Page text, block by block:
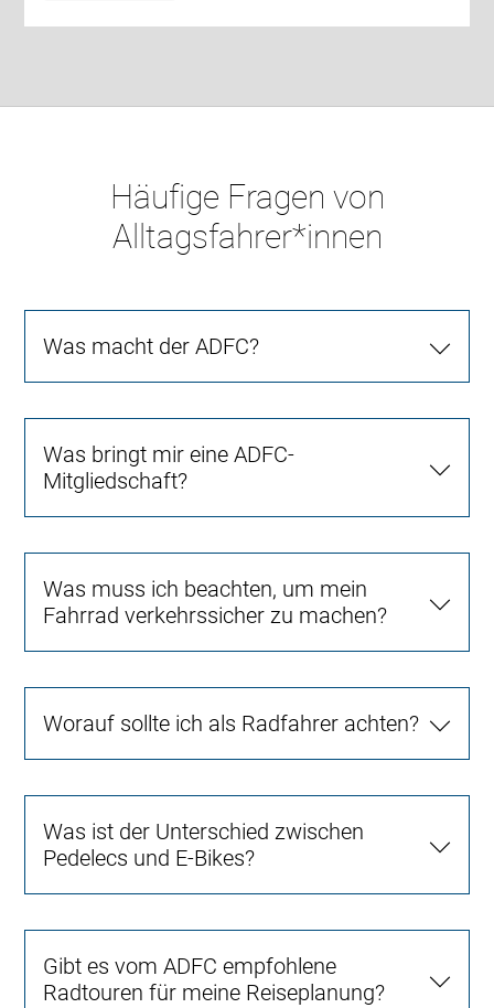
Häufige Fragen von
Alltagsfahrer*innen
Was macht der ADFC?
Was bringt mir eine ADFC-
Mitgliedschaft?
Was muss ich beachten, um mein
Fahrrad verkehrssicher zu machen?
Worauf sollte ich als Radfahrer achten?
Was ist der Unterschied zwischen
Pedelecs und E-Bikes?
Gibt es vom ADFC empfohlene
Radtouren für meine Reiseplanung?